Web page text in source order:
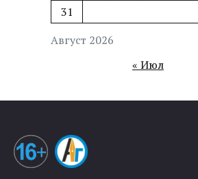
Август 2026
31
« Июл